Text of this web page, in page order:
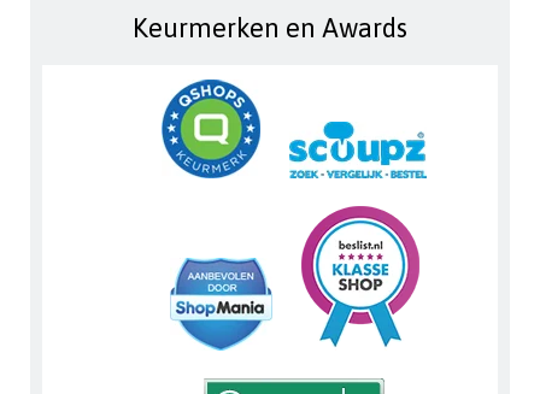
Keurmerken en Awards